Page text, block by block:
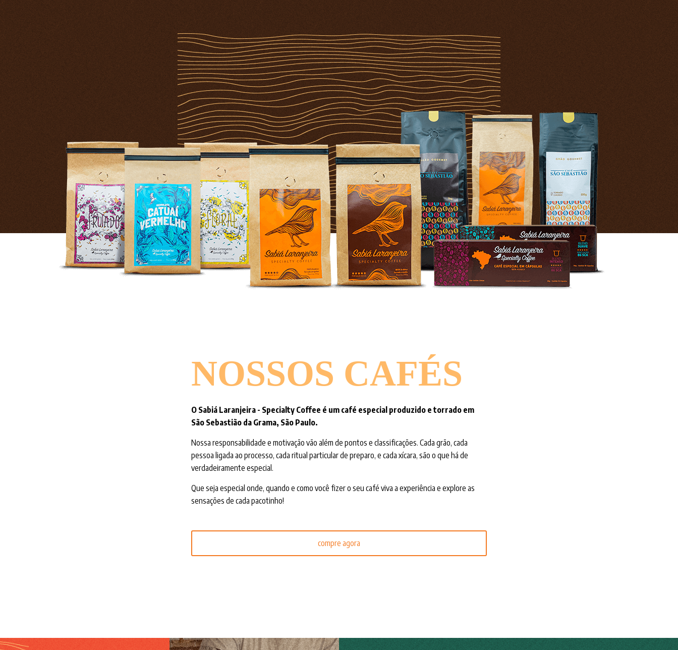
NOSSOS CAFÉS
O Sabiá Laranjeira - Specialty Coffee é um café especial produzido e torrado em
São Sebastião da Grama, São Paulo.
Nossa responsabilidade e motivação vão além de pontos e classificações. Cada grão, cada
pessoa ligada ao processo, cada ritual particular de preparo, e cada xícara, são o que há de
verdadeiramente especial.
Que seja especial onde, quando e como você fizer o seu café viva a experiência e explore as
sensações de cada pacotinho!
compre agora